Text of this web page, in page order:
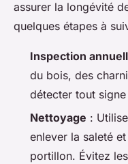
assurer la longévité
quelques étapes à
Inspection
du bois, des
détecter tout
Nettoyage :
enlever la saleté
portillon. Évitez